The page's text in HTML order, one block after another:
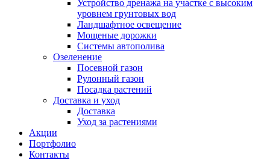
Устройство дренажа на участке с высоким
уровнем грунтовых вод
Ландшафтное освещение
Мощеные дорожки
Системы автополива
Озеленение
Посевной газон
Рулонный газон
Посадка растений
Доставка и уход
Доставка
Уход за растениями
Акции
Портфолио
Контакты